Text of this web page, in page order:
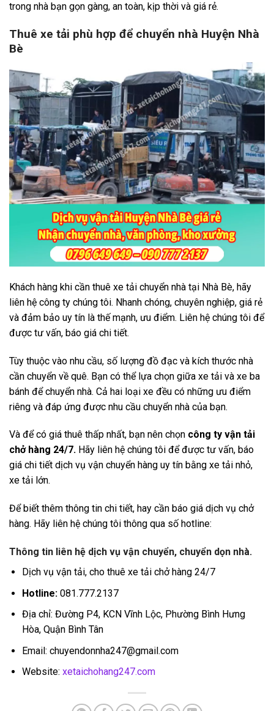
trong nhà bạn gọn gàng, an toàn, kịp thời và giá rẻ.
Thuê xe tải phù hợp để chuyển nhà Huyện Nhà
Bè
Khách hàng khi cần thuê xe tải chuyển nhà tại Nhà Bè, hãy
liên hệ công ty chúng tôi. Nhanh chóng, chuyên nghiệp, giá rẻ
và đảm bảo uy tín là thế mạnh, ưu điểm. Liên hệ chúng tôi để
được tư vấn, báo giá chi tiết.
Tùy thuộc vào nhu cầu, số lượng đồ đạc và kích thước nhà
cần chuyển về quê. Bạn có thể lựa chọn giữa xe tải và xe ba
bánh để chuyển nhà. Cả hai loại xe đều có những ưu điểm
riêng và đáp ứng được nhu cầu chuyển nhà của bạn.
Và để có giá thuê thấp nhất, bạn nên chọn công ty vận tải
chở hàng 24/7. Hãy liên hệ chúng tôi để được tư vấn, báo
giá chi tiết dịch vụ vận chuyển hàng uy tín bằng xe tải nhỏ,
xe tải lớn.
Để biết thêm thông tin chi tiết, hay cần báo giá dịch vụ chở
hàng. Hãy liên hệ chúng tôi thông qua số hotline:
Thông tin liên hệ dịch vụ vận chuyển, chuyển dọn nhà.
Dịch vụ vận tải, cho thuê xe tải chở hàng 24/7
Hotline:081.777.2137
Địa chỉ: Đường P4, KCN Vĩnh Lộc, Phường Bình Hưng
Hòa, Quận Bình Tân
Email: chuyendonnha247@gmail.com
Website: xetaichohang247.com